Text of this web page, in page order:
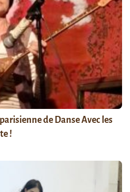
de Danse Avec les
!